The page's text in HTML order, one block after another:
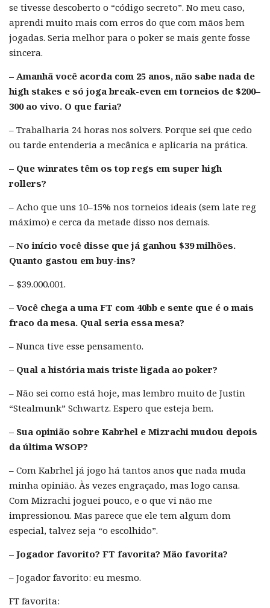
se tivesse descoberto o “código secreto”. No meu caso,
aprendi muito mais com erros do que com mãos bem
jogadas. Seria melhor para o poker se mais gente fosse
sincera.
– Amanhã você acorda com 25 anos, não sabe nada de
high stakes e só joga break-even em torneios de $200–
300 ao vivo. O que faria?
– Trabalharia 24 horas nos solvers. Porque sei que cedo
ou tarde entenderia a mecânica e aplicaria na prática.
– Que winrates têm os top regs em super high
rollers?
– Acho que uns 10–15% nos torneios ideais (sem late reg
máximo) e cerca da metade disso nos demais.
– No início você disse que já ganhou $39 milhões.
Quanto gastou em buy-ins?
– $39.000.001.
– Você chega a uma FT com 40bb e sente que é o mais
fraco da mesa. Qual seria essa mesa?
– Nunca tive esse pensamento.
– Qual a história mais triste ligada ao poker?
– Não sei como está hoje, mas lembro muito de Justin
“Stealmunk” Schwartz. Espero que esteja bem.
– Sua opinião sobre Kabrhel e Mizrachi mudou depois
da última WSOP?
– Com Kabrhel já jogo há tantos anos que nada muda
minha opinião. Às vezes engraçado, mas logo cansa.
Com Mizrachi joguei pouco, e o que vi não me
impressionou. Mas parece que ele tem algum dom
especial, talvez seja “o escolhido”.
– Jogador favorito? FT favorita? Mão favorita?
– Jogador favorito: eu mesmo.
FT favorita: